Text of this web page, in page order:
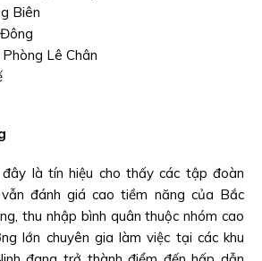
Biên
Lê Chân
đây là tín hiệu cho thấy các tập đoàn
đánh giá cao tiềm năng của Bắc
thu nhập bình quân thuộc nhóm cao
lớn chuyên gia làm việc tại các khu